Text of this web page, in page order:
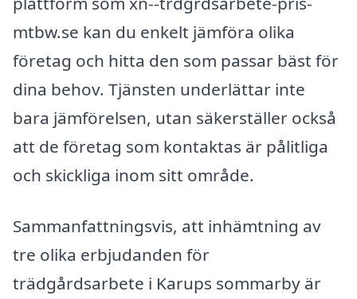
mtbw.se kan du enkelt jämföra olika
företag och hitta den som passar bäst för
dina behov. Tjänsten underlättar inte
bara jämförelsen, utan säkerställer också
att de företag som kontaktas är pålitliga
och skickliga inom sitt område.
Sammanfattningsvis, att inhämtning av
tre olika erbjudanden för
trädgårdsarbete i Karups sommarby är